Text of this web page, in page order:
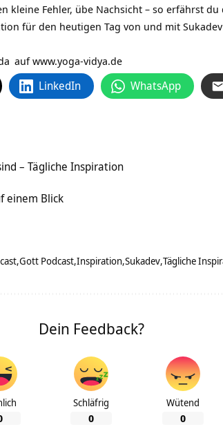
kleine Fehler, übe Nachsicht – so erfährst du
für den heutigen Tag von und mit
aufwww.yoga-vidya.de
LinkedIn WhatsApp
– Tägliche Inspiration
einem Blick
Gott Podcast Inspiration Sukadev Tägliche
Dein Feedback?
Schläfrig
0
Wütend
0